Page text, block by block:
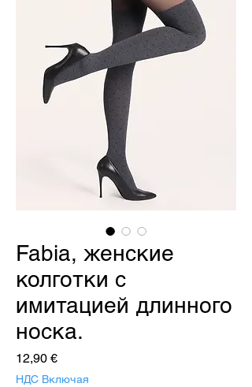
Fabia, женские
колготки с
имитацией длинного
носка.
12,90 €Цена
НДС Включая